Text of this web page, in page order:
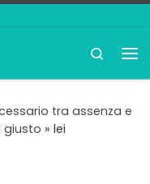
Search
tra assenza e
giusto » lei